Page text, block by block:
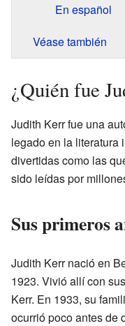
En español
Véase también
¿Quién fue
Judith Kerr fue una
legado en la literatura
divertidas como las
sido leídas por
Sus primeros
Judith Kerr nació en
1923. Vivió allí con
Kerr. En 1933, su
ocurrió poco antes de